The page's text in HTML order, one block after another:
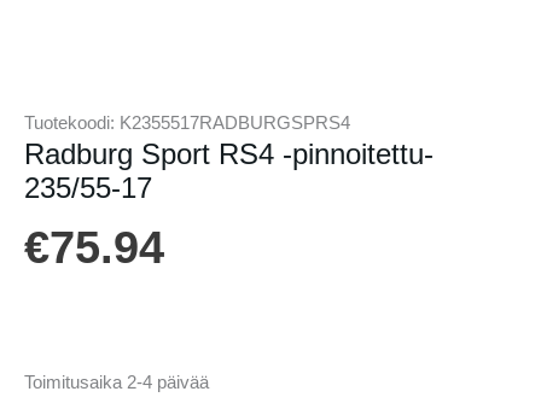
Tuotekoodi: K2355517RADBURGSPRS4
Radburg Sport RS4 -pinnoitettu-
235/55-17
€75.94
Toimitusaika 2-4 päivää